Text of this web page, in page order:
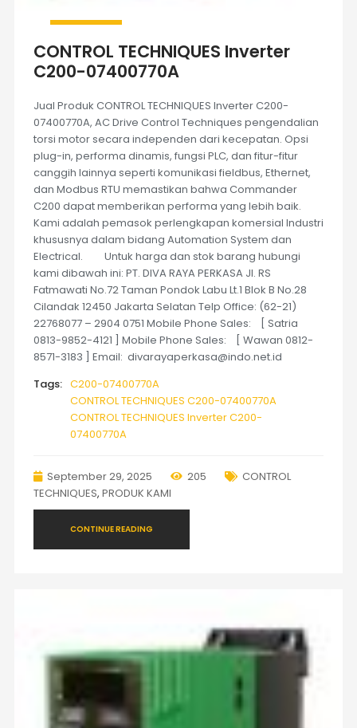
CONTROL TECHNIQUES Inverter
C200-07400770A
Jual Produk CONTROL TECHNIQUES Inverter C200-
07400770A, AC Drive Control Techniques pengendalian
torsi motor secara independen dari kecepatan. Opsi
plug-in, performa dinamis, fungsi PLC, dan fitur-fitur
canggih lainnya seperti komunikasi fieldbus, Ethernet,
dan Modbus RTU memastikan bahwa Commander
C200 dapat memberikan performa yang lebih baik.
Kami adalah pemasok perlengkapan komersial Industri
khususnya dalam bidang Automation System dan
Electrical. Untuk harga dan stok barang hubungi
kami dibawah ini: PT. DIVA RAYA PERKASA Jl. RS
Fatmawati No.72 Taman Pondok Labu Lt.1 Blok B No.28
Cilandak 12450 Jakarta Selatan Telp Office: (62-21)
22768077 – 2904 0751 Mobile Phone Sales: [ Satria
0813-9852-4121 ] Mobile Phone Sales: [ Wawan 0812-
8571-3183 ] Email: divarayaperkasa@indo.net.id
Tags: C200-07400770A
CONTROL TECHNIQUES C200-07400770A
CONTROL TECHNIQUES Inverter C200-
07400770A
September 29, 2025 205
CONTROL
TECHNIQUES, PRODUK KAMI
CONTINUE READING